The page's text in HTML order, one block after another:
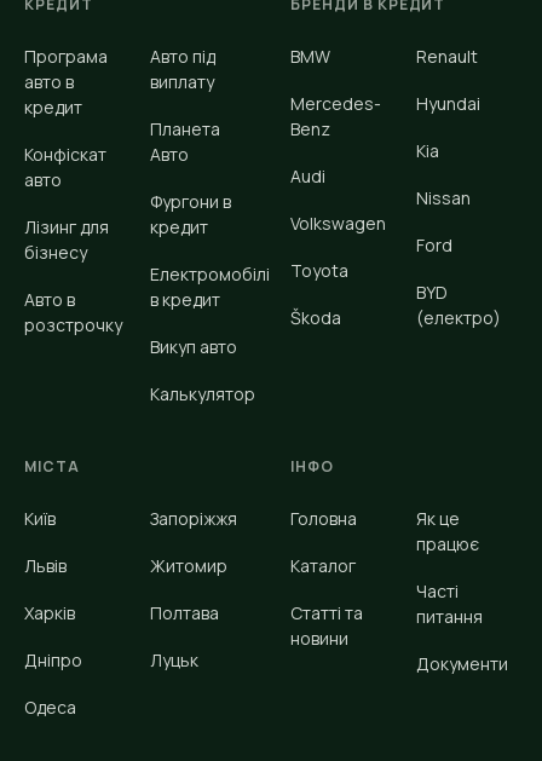
КРЕДИТ
Програма
авто в
кредит
Конфіскат
авто
Лізинг для
бізнесу
Авто в
розстрочку
Авто під
виплату
Планета
Авто
Фургони в
кредит
Електромобілі
в кредит
Викуп авто
Калькулятор
БРЕНДИ В КРЕДИТ
BMW
Mercedes-
Benz
Audi
Volkswagen
Toyota
Škoda
Renault
Hyundai
Kia
Nissan
Ford
BYD
(електро)
МІСТА
Київ
Львів
Харків
Дніпро
Одеса
Запоріжжя
Житомир
Полтава
Луцьк
ІНФО
Головна
Каталог
Статті та
новини
Як це
працює
Часті
питання
Документи